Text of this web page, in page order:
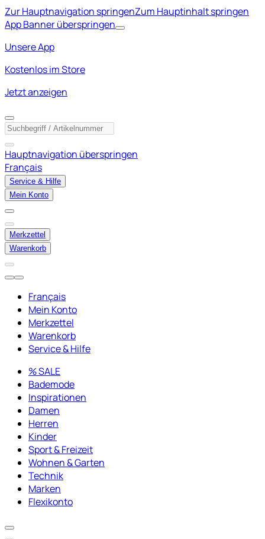
Zur Hauptnavigation springenZum Hauptinhalt springen
App Banner überspringen
Unsere App
Kostenlos im Store
Jetzt anzeigen
Hauptnavigation überspringen
Français
Service & Hilfe
Mein Konto
Merkzettel
Warenkorb
Français
Mein Konto
Merkzettel
Warenkorb
Service & Hilfe
% SALE
Bademode
Inspirationen
Damen
Herren
Kinder
Sport & Freizeit
Wohnen & Garten
Technik
Marken
Flexikonto